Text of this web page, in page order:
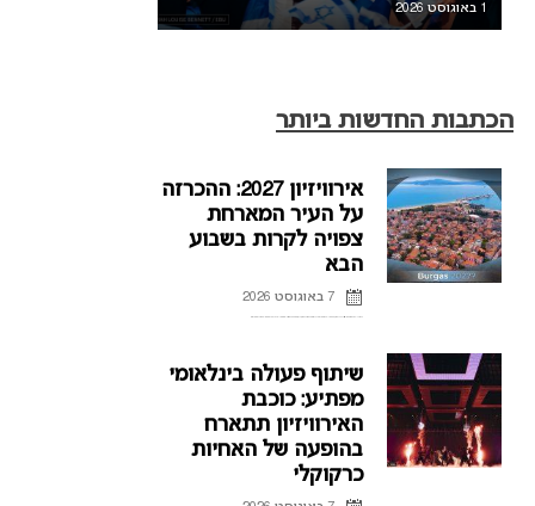
1 באוגוסט 2026
הכתבות החדשות ביותר
אירוויזיון 2027: ההכרזה
על העיר המארחת
צפויה לקרות בשבוע
הבא
7 באוגוסט 2026
שיתוף פעולה בינלאומי
מפתיע: כוכבת
האירוויזיון תתארח
בהופעה של האחיות
כרקוקלי